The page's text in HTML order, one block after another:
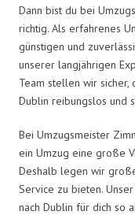
Dann bist du bei
richtig. Als erfahrenes
günstigen und
unserer langjährigen
Team stellen wir sicher,
Dublin reibungslos und
Bei Umzugsmeister
ein Umzug eine große
Deshalb legen wir
Service zu bieten.
nach Dublin für dich so